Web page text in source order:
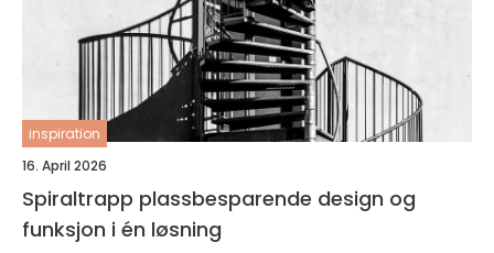
inspiration
16. April 2026
Spiraltrapp plassbesparende design og
funksjon i én løsning